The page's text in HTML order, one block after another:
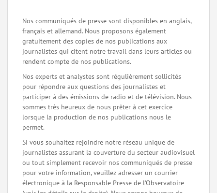
Nos communiqués de presse sont disponibles en anglais,
français et allemand. Nous proposons également
gratuitement des copies de nos publications aux
journalistes qui citent notre travail dans leurs articles ou
rendent compte de nos publications.
Nos experts et analystes sont régulièrement sollicités
pour répondre aux questions des journalistes et
participer à des émissions de radio et de télévision. Nous
sommes très heureux de nous prêter à cet exercice
lorsque la production de nos publications nous le
permet.
Si vous souhaitez rejoindre notre réseau unique de
journalistes assurant la couverture du secteur audiovisuel
ou tout simplement recevoir nos communiqués de presse
pour votre information, veuillez adresser un courrier
électronique à la Responsable Presse de l'Observatoire